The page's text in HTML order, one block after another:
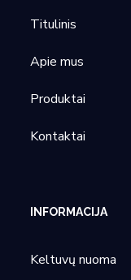
Titulinis
Apie mus
Produktai
Kontaktai
INFORMACIJA
Keltuvų nuoma